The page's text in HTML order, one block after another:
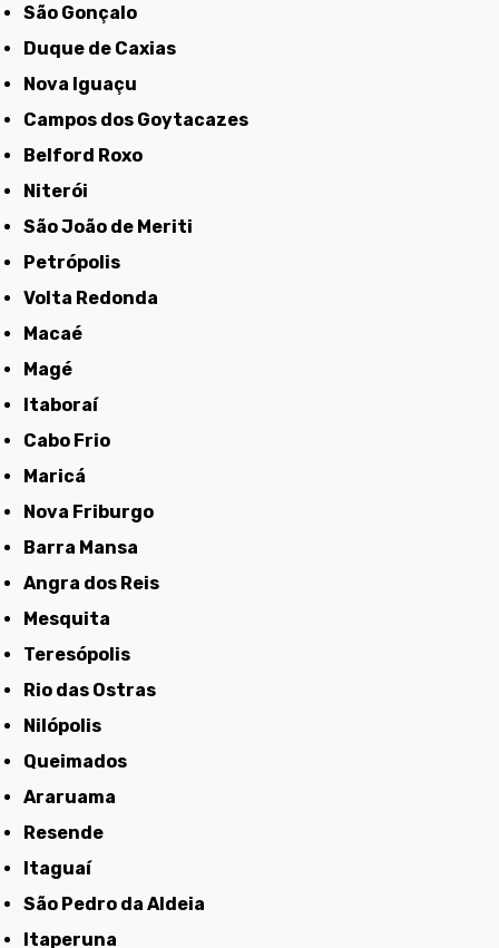
São Gonçalo
Duque de Caxias
Nova Iguaçu
Campos dos Goytacazes
Belford Roxo
Niterói
São João de Meriti
Petrópolis
Volta Redonda
Macaé
Magé
Itaboraí
Cabo Frio
Maricá
Nova Friburgo
Barra Mansa
Angra dos Reis
Mesquita
Teresópolis
Rio das Ostras
Nilópolis
Queimados
Araruama
Resende
Itaguaí
São Pedro da Aldeia
Itaperuna